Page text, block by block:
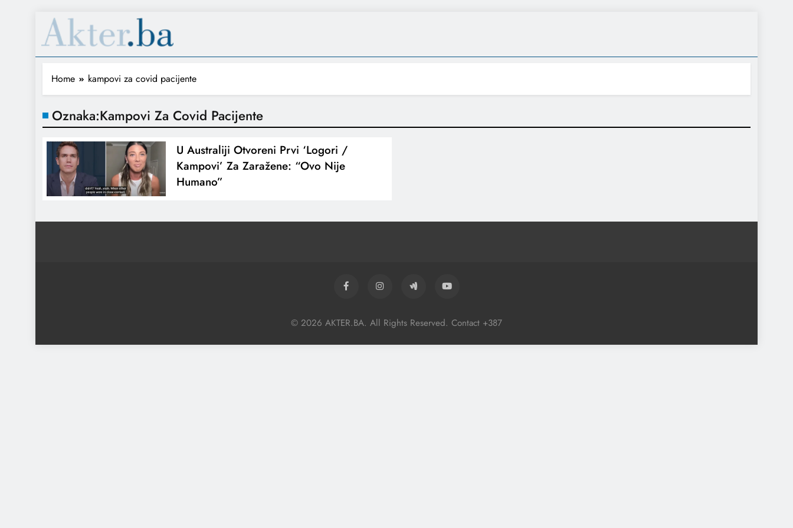
Home kampovi za covid pacijente
Oznaka:Kampovi Za Covid Pacijente
U Australiji Otvoreni Prvi ‘logori /
Kampovi’ Za Zaražene: “Ovo Nije
Humano”
© 2026 AKTER.BA. All Rights Reserved. Contact +387